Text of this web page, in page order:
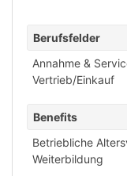
Berufsfelder
Annahme &
Vertrieb/Einkauf
Benefits
Betriebliche
Weiterbildung